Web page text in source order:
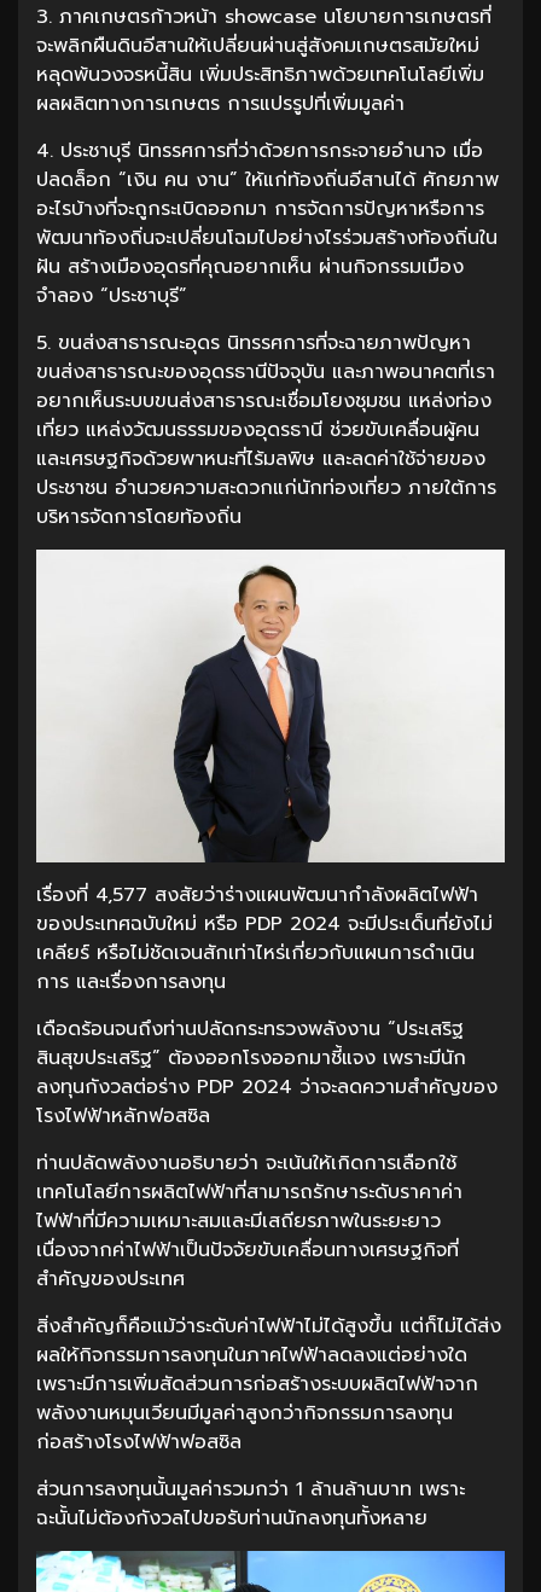
3. ภาคเกษตรก้าวหน้า showcase นโยบายการเกษตรที่
จะพลิกผืนดินอีสานให้เปลี่ยนผ่านสู่สังคมเกษตรสมัยใหม่
หลุดพ้นวงจรหนี้สิน เพิ่มประสิทธิภาพด้วยเทคโนโลยีเพิ่ม
ผลผลิตทางการเกษตร การแปรรูปที่เพิ่มมูลค่า
4. ประชาบุรี นิทรรศการที่ว่าด้วยการกระจายอำนาจ เมื่อ
ปลดล็อก “เงิน คน งาน” ให้แก่ท้องถิ่นอีสานได้ ศักยภาพ
อะไรบ้างที่จะถูกระเบิดออกมา การจัดการปัญหาหรือการ
พัฒนาท้องถิ่นจะเปลี่ยนโฉมไปอย่างไรร่วมสร้างท้องถิ่นใน
ฝัน สร้างเมืองอุดรที่คุณอยากเห็น ผ่านกิจกรรมเมือง
จำลอง “ประชาบุรี”
5. ขนส่งสาธารณะอุดร นิทรรศการที่จะฉายภาพปัญหา
ขนส่งสาธารณะของอุดรธานีปัจจุบัน และภาพอนาคตที่เรา
อยากเห็นระบบขนส่งสาธารณะเชื่อมโยงชุมชน แหล่งท่อง
เที่ยว แหล่งวัฒนธรรมของอุดรธานี ช่วยขับเคลื่อนผู้คน
และเศรษฐกิจด้วยพาหนะที่ไร้มลพิษ และลดค่าใช้จ่ายของ
ประชาชน อำนวยความสะดวกแก่นักท่องเที่ยว ภายใต้การ
บริหารจัดการโดยท้องถิ่น
เรื่องที่ 4,577 สงสัยว่าร่างแผนพัฒนากำลังผลิตไฟฟ้า
ของประเทศฉบับใหม่ หรือ PDP 2024 จะมีประเด็นที่ยังไม่
เคลียร์ หรือไม่ชัดเจนสักเท่าไหร่เกี่ยวกับแผนการดำเนิน
การ และเรื่องการลงทุน
เดือดร้อนจนถึงท่านปลัดกระทรวงพลังงาน “ประเสริฐ
สินสุขประเสริฐ” ต้องออกโรงออกมาชี้แจง เพราะมีนัก
ลงทุนกังวลต่อร่าง PDP 2024 ว่าจะลดความสำคัญของ
โรงไฟฟ้าหลักฟอสซิล
ท่านปลัดพลังงานอธิบายว่า จะเน้นให้เกิดการเลือกใช้
เทคโนโลยีการผลิตไฟฟ้าที่สามารถรักษาระดับราคาค่า
ไฟฟ้าที่มีความเหมาะสมและมีเสถียรภาพในระยะยาว
เนื่องจากค่าไฟฟ้าเป็นปัจจัยขับเคลื่อนทางเศรษฐกิจที่
สำคัญของประเทศ
สิ่งสำคัญก็คือแม้ว่าระดับค่าไฟฟ้าไม่ได้สูงขึ้น แต่ก็ไม่ได้ส่ง
ผลให้กิจกรรมการลงทุนในภาคไฟฟ้าลดลงแต่อย่างใด
เพราะมีการเพิ่มสัดส่วนการก่อสร้างระบบผลิตไฟฟ้าจาก
พลังงานหมุนเวียนมีมูลค่าสูงกว่ากิจกรรมการลงทุน
ก่อสร้างโรงไฟฟ้าฟอสซิล
ส่วนการลงทุนนั้นมูลค่ารวมกว่า 1 ล้านล้านบาท เพราะ
ฉะนั้นไม่ต้องกังวลไปขอรับท่านนักลงทุนทั้งหลาย